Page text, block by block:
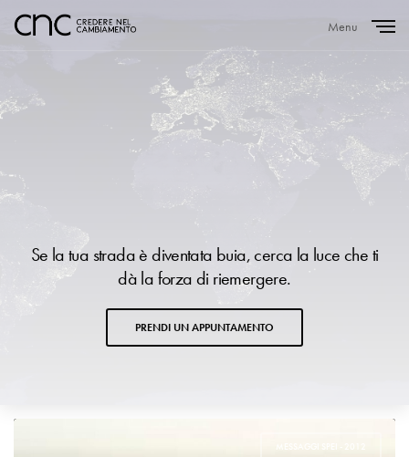
Menu
Se la tua strada è diventata buia, cerca la luce che ti
dà la forza di riemergere.
PRENDI UN APPUNTAMENTO